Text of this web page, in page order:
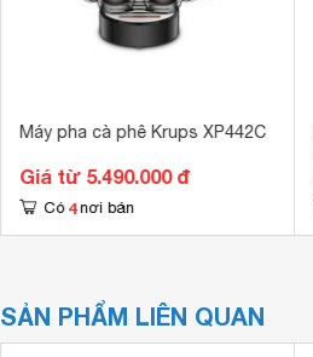
Máy pha cà phê Krups XP442C
Giá từ 5.490.000 đ
Có 4 nơi bán
SẢN PHẨM LIÊN QUAN